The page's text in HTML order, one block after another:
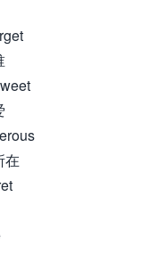
在